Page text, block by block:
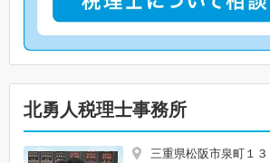
北勇人税理士事務所
三重県松阪市泉町１